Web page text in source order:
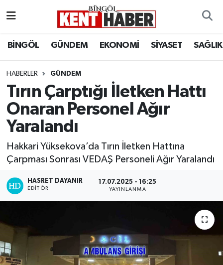
BİNGÖL GÜNDEM EKONOMİ SİYASET SAĞLIK
HABERLER GÜNDEM
Tırın Çarptığı İletken Hattı
Onaran Personel Ağır
Yaralandı
Hakkari Yüksekova’da Tırın İletken Hattına
Çarpması Sonrası VEDAŞ Personeli Ağır Yaralandı
HASRET DAYANIR
EDITÖR
17.07.2025 - 16:25
YAYINLANMA
BİLİM-TEKNOLOJİ
DÜNYA
EĞİTİM
GENÇ
GÜNDEM
Bingöl Hava Durumu
Bingöl Namaz Vakitleri
Bingöl Trafik Yoğunluk Haritası
Süper Lig Puan Durumu ve Fikstür
Tüm Manşetler
Son Dakika Haberleri